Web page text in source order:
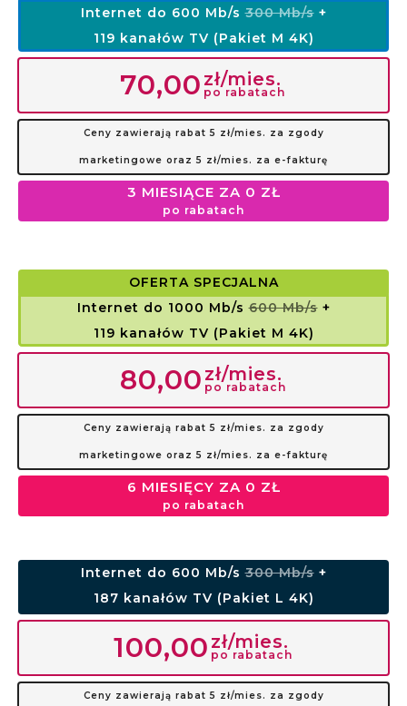
Internet do 600 Mb/s300 Mb/s+
119 kanałów TV (Pakiet M 4K)
70,00 zł/mies.
po rabatach
Ceny zawierają rabat 5 zł/mies. za zgody
marketingowe oraz 5 zł/mies. za e-fakturę
3 MIESIĄCE ZA 0 ZŁ
po rabatach
OFERTA SPECJALNA
Internet do 1000 Mb/s600 Mb/s+
119 kanałów TV (Pakiet M 4K)
80,00 zł/mies.
po rabatach
Ceny zawierają rabat 5 zł/mies. za zgody
marketingowe oraz 5 zł/mies. za e-fakturę
6 MIESIĘCY ZA 0 ZŁ
po rabatach
Internet do 600 Mb/s300 Mb/s+
187 kanałów TV (Pakiet L 4K)
100,00 zł/mies.
po rabatach
Ceny zawierają rabat 5 zł/mies. za zgody